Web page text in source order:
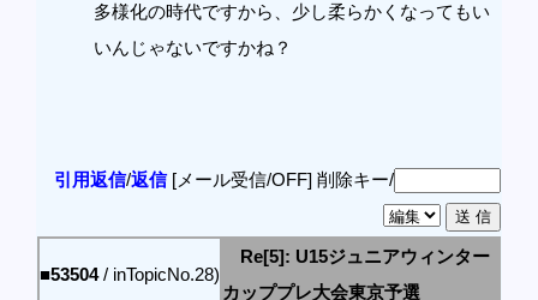
多様化の時代ですから、少し柔らかくなってもい
いんじゃないですかね？
引用返信/返信[メール受信/OFF] 削除キー/
■53504/ inTopicNo.28)
Re[5]: U15ジュニアウィンター
カッププレ大会東京予選